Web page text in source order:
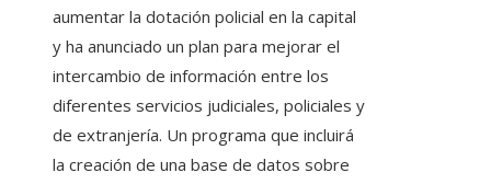
aumentar la dotación policial en la capital
y ha anunciado un plan para mejorar el
intercambio de información entre los
diferentes servicios judiciales, policiales y
de extranjería. Un programa que incluirá
la creación de una base de datos sobre